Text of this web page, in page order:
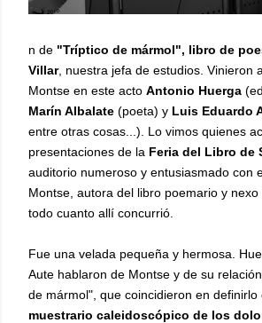
n de "Tríptico de mármol", libro de
Villar, nuestra jefa de estudios. Vinieron
Montse en este acto Antonio Huerga
Marín Albalate (poeta) y Luis Eduardo
entre otras cosas...). Lo vimos quienes
presentaciones de la Feria del Libro de
auditorio numeroso y entusiasmado con
Montse, autora del libro poemario y
todo cuanto allí concurrió.
Fue una velada pequeña y hermosa.
Aute hablaron de Montse y de su
de mármol", que coincidieron en definirlo
muestrario caleidoscópico de los